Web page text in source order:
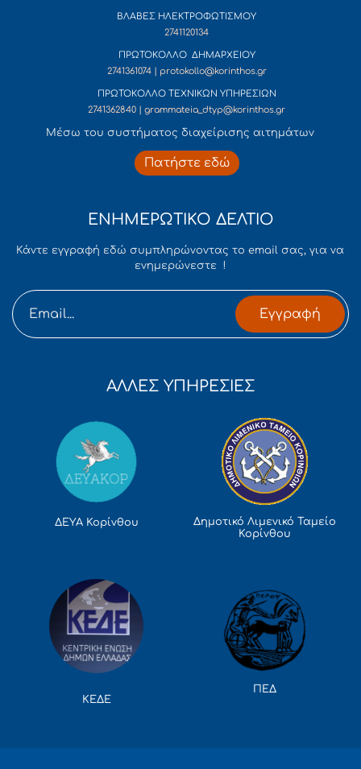
ΒΛΑΒΕΣ ΗΛΕΚΤΡΟΦΩΤΙΣΜΟΥ
2741120134
ΠΡΩΤΟΚΟΛΛΟ ΔΗΜΑΡΧΕΙΟΥ
2741361074 | protokollo@korinthos.gr
ΠΡΩΤΟΚΟΛΛΟ ΤΕΧΝΙΚΩΝ ΥΠΗΡΕΣΙΩΝ
2741362840 | grammateia_dtyp@korinthos.gr
Mέσω του συστήματος διαχείρισης αιτημάτων
Πατήστε εδώ
ΕΝΗΜΕΡΩΤΙΚΟ ΔΕΛΤΙΟ
Κάντε εγγραφή εδώ συμπληρώνοντας το email σας, για να
ενημερώνεστε !
Εγγραφή
ΑΛΛΕΣ ΥΠΗΡΕΣΙΕΣ
ΔΕΥΑ Κορίνθου
Δημοτικό Λιμενικό Ταμείο
Κορίνθου
ΚΕΔΕ
ΠΕΔ